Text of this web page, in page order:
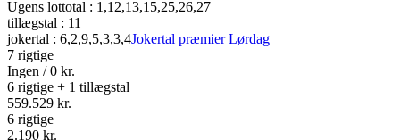
Ugens lottotal : 1,12,13,15,25,26,27
tillægstal : 11
jokertal : 6,2,9,5,3,3,4Jokertal præmier Lørdag
7 rigtige
Ingen / 0 kr.
6 rigtige + 1 tillægstal
559.529 kr.
6 rigtige
2.190 kr.